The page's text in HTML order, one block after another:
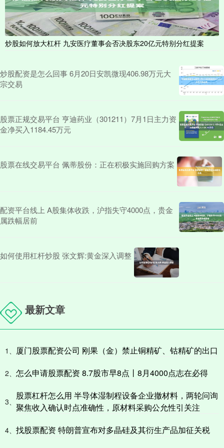
炒股如何放大杠杆 九安医疗董事会否决股东20亿元特别分红提案
炒股配资是怎么回事 6月20日安凯微现406.98万元大
宗交易
股票正规交易平台 亨迪药业（301211）7月1日主力资
金净买入1184.45万元
股票在线交易平台 佩蒂股份：正在积极实施回购方案
配资平台线上 A股集体收跌，沪指失守4000点，贵金
属跌幅居前
如何使用杠杆炒股 张文辉:黄金深入调整
最新文章
1、 厦门股票配资公司 刚果（金）禁止铜精矿、钴精矿的出口
2、 怎么申请股票配资 8.7股市早8点丨8月4000点志在必得
3、
股票杠杆怎么用 半导体湿制程设备企业撤材料，两轮问询
聚焦收入确认时点准确性，原材料采购公允性引关注
4、 找股票配资 特朗普宣布对多晶硅及其衍生产品加征关税